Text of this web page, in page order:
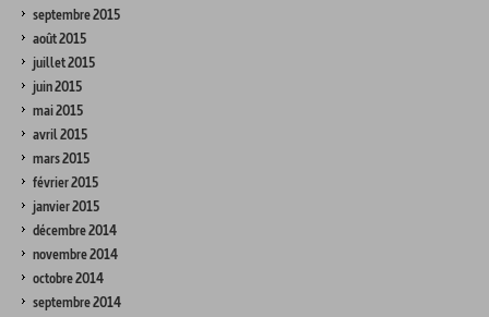
septembre 2015
août 2015
juillet 2015
juin 2015
mai 2015
avril 2015
mars 2015
février 2015
janvier 2015
décembre 2014
novembre 2014
octobre 2014
septembre 2014